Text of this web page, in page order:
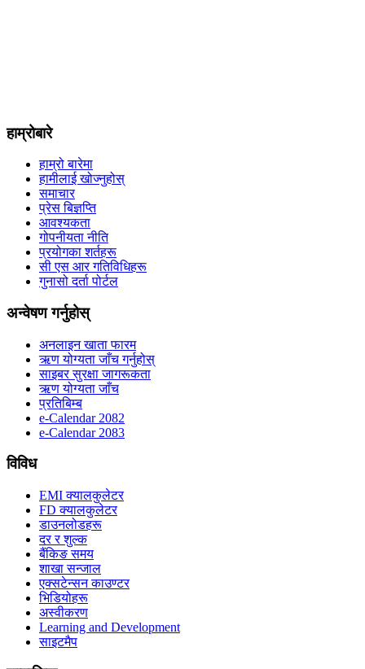
हाम्रोबारे
हाम्रो बारेमा
हामीलाई खोज्नुहोस्
समाचार
प्रेस बिज्ञप्ति
आवश्यकता
गोपनीयता नीति
प्रयोगका शर्तहरू
सी एस आर गतिविधिहरू
गुनासो दर्ता पोर्टल
अन्वेषण गर्नुहोस्
अनलाइन खाता फारम
ऋण योग्यता जाँच गर्नुहोस्
साइबर सुरक्षा जागरूकता
ऋण योग्यता जाँच
प्रतिबिम्ब
e-Calendar 2082
e-Calendar 2083
विविध
EMI क्यालकुलेटर
FD क्यालकुलेटर
डाउनलोडहरू
दर र शुल्क
बैंकिङ समय
शाखा सन्जाल
एक्सटेन्सन काउण्टर
भिडियोहरू
अस्वीकरण
Learning and Development
साइटमैप